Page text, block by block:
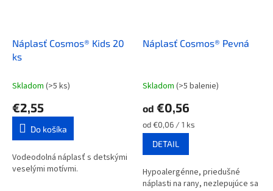
Náplasť Cosmos® Kids 20
ks
Skladom (>5 ks)
€2,55
Do košíka
Vodeodolná náplasť s detskými
veselými motívmi.
Náplasť Cosmos® Pevná
Skladom (>5 balenie)
od €0,56
Jednotková
cena:
od €0,06 / 1 ks
DETAIL
Hypoalergénne, priedušné
náplasti na rany, nezlepujúce sa